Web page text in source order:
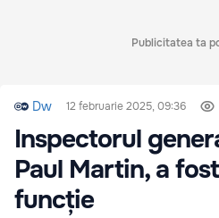
Publicitatea ta
Dw 12 februarie 2025, 09:36
Inspectorul
Paul Martin, a
funcție